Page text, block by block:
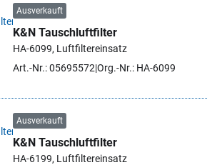
Ausverkauft
K&N Tauschluftfilter
HA-6099, Luftfiltereinsatz
Art.-Nr.: 05695572 Org.-Nr.: HA-6099
Ausverkauft
K&N Tauschluftfilter
HA-6199, Luftfiltereinsatz